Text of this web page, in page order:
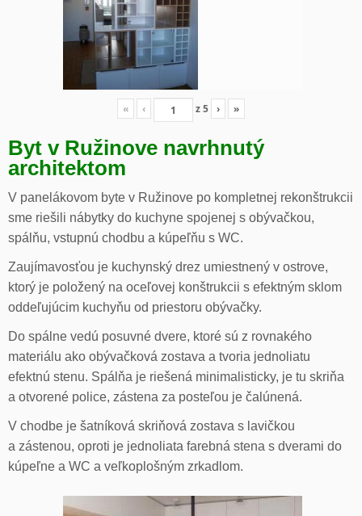
« ‹ z5 › »
Byt v Ružinove navrhnutý
architektom
V panelákovom byte v Ružinove po kompletnej rekonštrukcii
sme riešili nábytky do kuchyne spojenej s obývačkou,
spálňu, vstupnú chodbu a kúpeľňu s WC.
Zaujímavosťou je kuchynský drez umiestnený v ostrove,
ktorý je položený na oceľovej konštrukcii s efektným sklom
oddeľujúcim kuchyňu od priestoru obývačky.
Do spálne vedú posuvné dvere, ktoré sú z rovnakého
materiálu ako obývačková zostava a tvoria jednoliatu
efektnú stenu. Spálňa je riešená minimalisticky, je tu skriňa
a otvorené police, zástena za posteľou je čalúnená.
V chodbe je šatníková skriňová zostava s lavičkou
a zástenou, oproti je jednoliata farebná stena s dverami do
kúpeľne a WC a veľkoplošným zrkadlom.